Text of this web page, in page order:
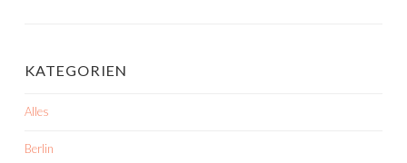
KATEGORIEN
Alles
Berlin